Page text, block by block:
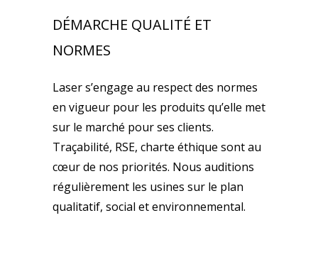
DÉMARCHE QUALITÉ ET
NORMES
Laser s’engage au respect des normes
en vigueur pour les produits qu’elle met
sur le marché pour ses clients.
Traçabilité, RSE, charte éthique sont au
cœur de nos priorités. Nous auditions
régulièrement les usines sur le plan
qualitatif, social et environnemental.